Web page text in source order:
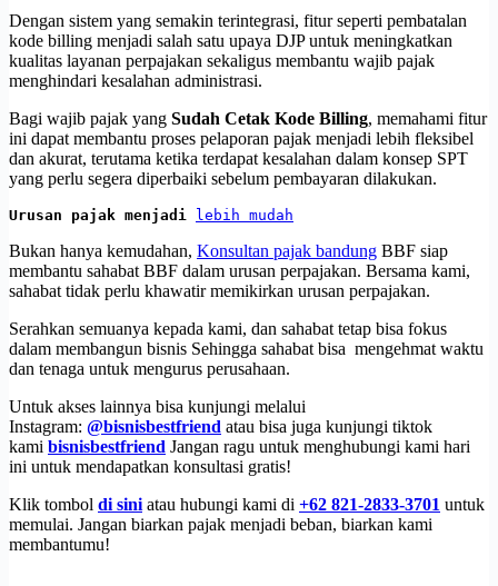
Dengan sistem yang semakin terintegrasi, fitur seperti pembatalan
kode billing menjadi salah satu upaya DJP untuk meningkatkan
kualitas layanan perpajakan sekaligus membantu wajib pajak
menghindari kesalahan administrasi.
Bagi wajib pajak yang Sudah Cetak Kode Billing, memahami fitur
ini dapat membantu proses pelaporan pajak menjadi lebih fleksibel
dan akurat, terutama ketika terdapat kesalahan dalam konsep SPT
yang perlu segera diperbaiki sebelum pembayaran dilakukan.
Urusan pajak menjadi lebih mudah
Bukan hanya kemudahan, Konsultan pajak bandung BBF siap
membantu sahabat BBF dalam urusan perpajakan. Bersama kami,
sahabat tidak perlu khawatir memikirkan urusan perpajakan.
Serahkan semuanya kepada kami, dan sahabat tetap bisa fokus
dalam membangun bisnis Sehingga sahabat bisa mengehmat waktu
dan tenaga untuk mengurus perusahaan.
Untuk akses lainnya bisa kunjungi melalui
Instagram: @bisnisbestfriend atau bisa juga kunjungi tiktok
kami bisnisbestfriend Jangan ragu untuk menghubungi kami hari
ini untuk mendapatkan konsultasi gratis!
Klik tombol di sini atau hubungi kami di +62 821-2833-3701 untuk
memulai. Jangan biarkan pajak menjadi beban, biarkan kami
membantumu!